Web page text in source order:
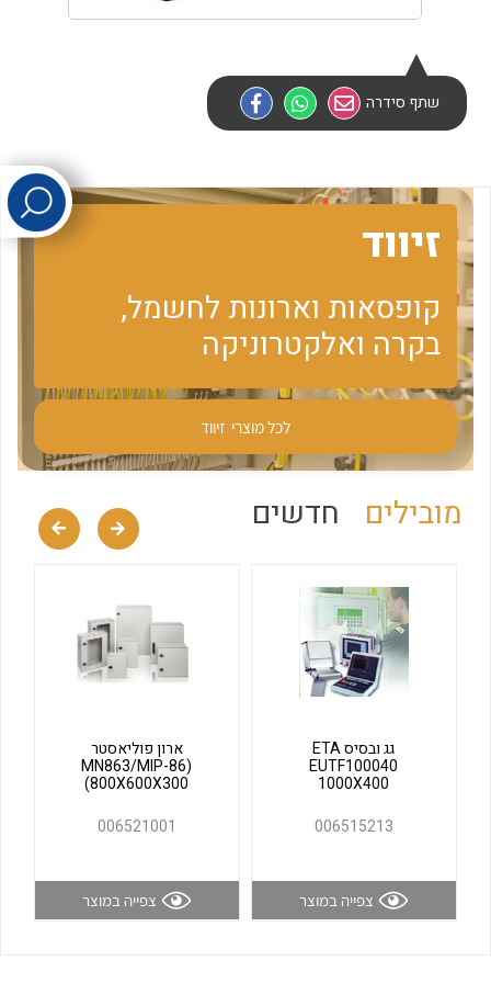
לכל מוצרי היצרן
לכל מוצרי היצרן לכל מוצרי היצרן
לכל מוצרי היצרן לכל מוצרי היצרן
שתף סידרה
זיווד
קופסאות וארונות לחשמל,
בקרה ואלקטרוניקה
לכל מוצרי זיווד
מובילים חדשים
גג ובסיס ETA
EUTF100040
1000X400
006515213
צפייה במוצר
ארון פוליאסטר
(MN863/MIP-86
(800X600X300
006521001
צפייה במוצר